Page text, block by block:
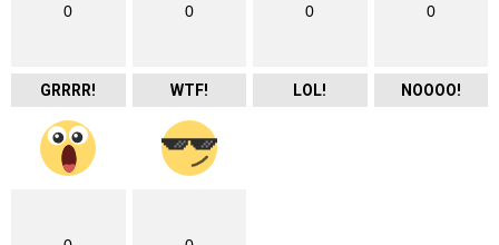
0
GRRRR!
0
WTF!
0
LOL!
0
NOOOO!